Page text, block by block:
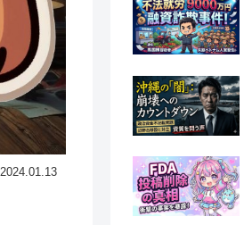
2024.01.13